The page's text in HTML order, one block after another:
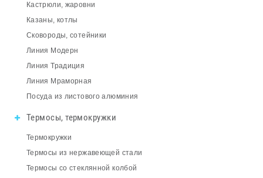
Кастрюли, жаровни
Казаны, котлы
Сковороды, сотейники
Линия Модерн
Линия Традиция
Линия Мраморная
Посуда из листового алюминия
Термосы, термокружки
Термокружки
Термосы из нержавеющей стали
Термосы со стеклянной колбой